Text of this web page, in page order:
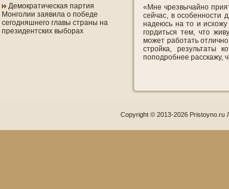
Демократическая партия
Монголии заявила о победе
сегодняшнего главы страны на
президентских выборах
«Мне чрезвычайно
сейчас, в особенности
надеюсь на то и исхожу
гордиться тем, что
может работать
стройка,
поподробнее расскажу,
Copyright © 2013-2026 Pristoyno.ru